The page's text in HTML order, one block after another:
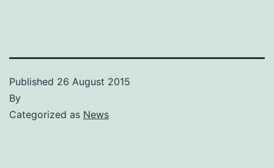
Published 26 August 2015
By
Categorized as News